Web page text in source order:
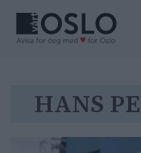
Tag:
hans
HANS